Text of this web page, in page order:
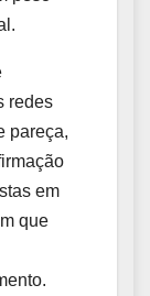
redes
pareça,
em
que